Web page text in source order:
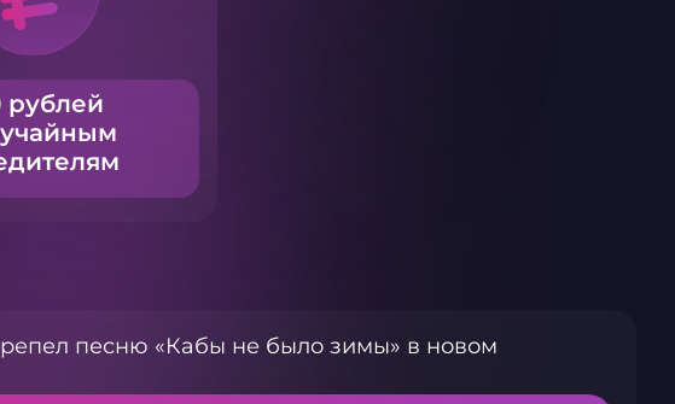
рублей
песню «Кабы не было зимы» в новом